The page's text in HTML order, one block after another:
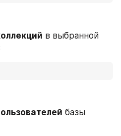
в выбранной
базы